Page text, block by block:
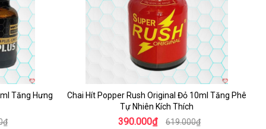
Tăng Hưng
Chai Hít Popper Rush Original Đỏ 10ml Tăng Phê
Tự Nhiên Kích Thích
390.000₫ 619.000₫